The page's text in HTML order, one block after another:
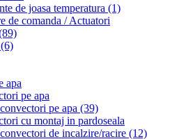
de joasa temperatura (1)
de comanda / Actuatori
(6)
apa
pe apa
pe apa (39)
cu montaj in pardoseala
de incalzire/racire (12)